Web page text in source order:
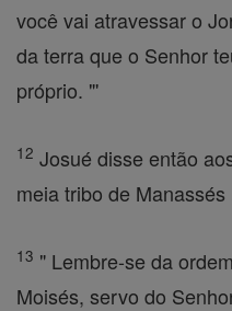
você vai atravessar o
da terra que o Senhor
próprio. "'
12 Josué disse então
meia tribo de Manassés
13 " Lembre-se da
Moisés, servo do